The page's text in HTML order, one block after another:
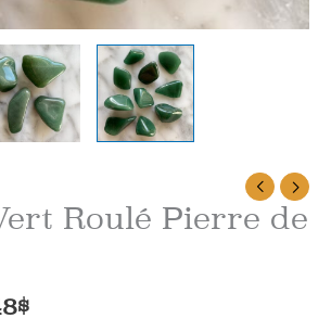
Roulé Pierre de
$Plage